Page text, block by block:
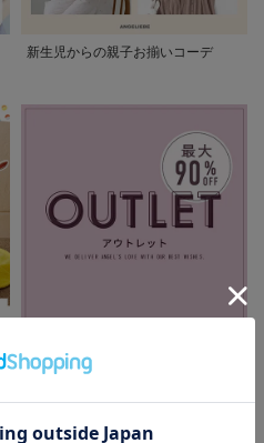
新生児からの親子お揃いコーデ